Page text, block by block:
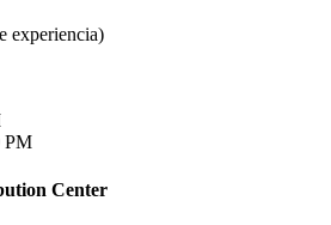
experiencia)
PM
Center